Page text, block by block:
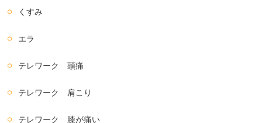
くすみ
エラ
テレワーク 頭痛
テレワーク 肩こり
テレワーク 膝が痛い